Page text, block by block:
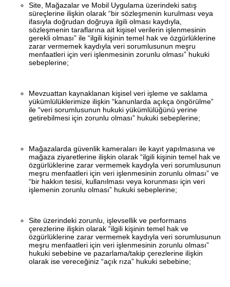
Site, Mağazalar ve Mobil Uygulama üzerindeki satış
süreçlerine ilişkin olarak “bir sözleşmenin kurulması veya
ifasıyla doğrudan doğruya ilgili olması kaydıyla,
sözleşmenin taraflarına ait kişisel verilerin işlenmesinin
gerekli olması” ile “ilgili kişinin temel hak ve özgürlüklerine
zarar vermemek kaydıyla veri sorumlusunun meşru
menfaatleri için veri işlenmesinin zorunlu olması” hukuki
sebeplerine;
Mevzuattan kaynaklanan kişisel veri işleme ve saklama
yükümlülüklerimize ilişkin “kanunlarda açıkça öngörülme”
ile “veri sorumlusunun hukuki yükümlülüğünü yerine
getirebilmesi için zorunlu olması” hukuki sebeplerine;
Mağazalarda güvenlik kameraları ile kayıt yapılmasına ve
mağaza ziyaretlerine ilişkin olarak “ilgili kişinin temel hak ve
özgürlüklerine zarar vermemek kaydıyla veri sorumlusunun
meşru menfaatleri için veri işlenmesinin zorunlu olması” ve
“bir hakkın tesisi, kullanılması veya korunması için veri
işlemenin zorunlu olması” hukuki sebeplerine;
Site üzerindeki zorunlu, işlevsellik ve performans
çerezlerine ilişkin olarak “ilgili kişinin temel hak ve
özgürlüklerine zarar vermemek kaydıyla veri sorumlusunun
meşru menfaatleri için veri işlenmesinin zorunlu olması”
hukuki sebebine ve pazarlama/takip çerezlerine ilişkin
olarak ise vereceğiniz “açık rıza” hukuki sebebine;